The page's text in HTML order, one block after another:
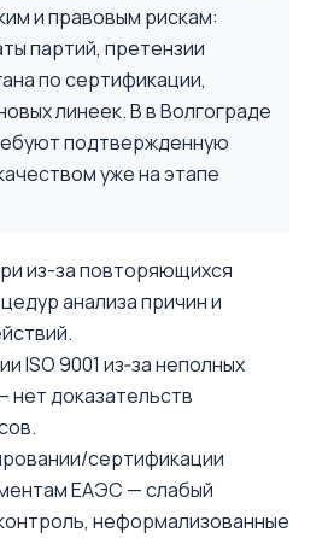
и правовым рискам:
партий, претензии
по сертификации,
линеек. В в Волгограде
подтвержденную
уже на этапе
из-за повторяющихся
анализа причин и
ISO 9001 из‑за неполных
нет доказательств
сертификации
ЕАЭС — слабый
неформализованные